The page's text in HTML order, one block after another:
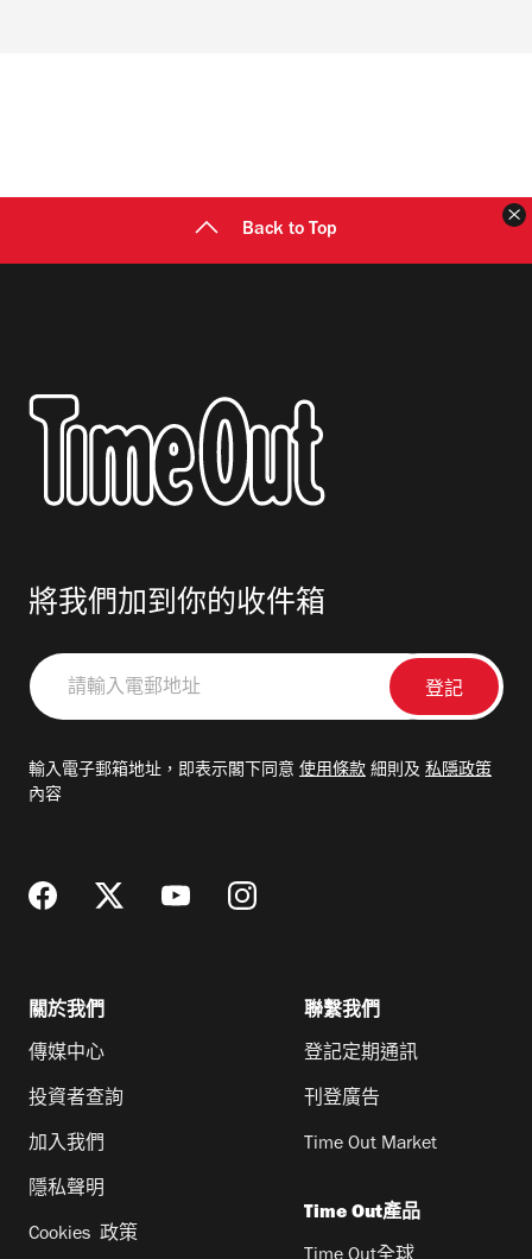
Back to Top
將我們加到你的收件箱
請
輸
郵
輸入電子郵箱地址，即表示閣下同意 使用條款 細則及 私隱政策
內容
關於我們
傳媒中心
投資者查詢
加入我們
隱私聲明
Cookies 政策
聯繫我們
登記定期通訊
刊登廣告
Time Out Market
Time Out產品